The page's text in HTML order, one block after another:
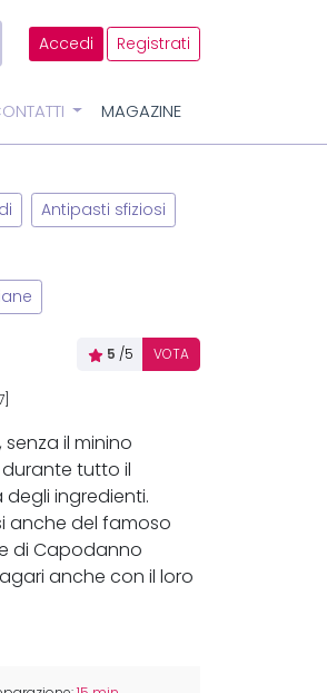
Accedi Registrati
MAGAZINE
Antipasti sfiziosi
5 /5 VOTA
il minino
tutto il
ingredienti.
anche del famoso
di Capodanno
anche con il loro